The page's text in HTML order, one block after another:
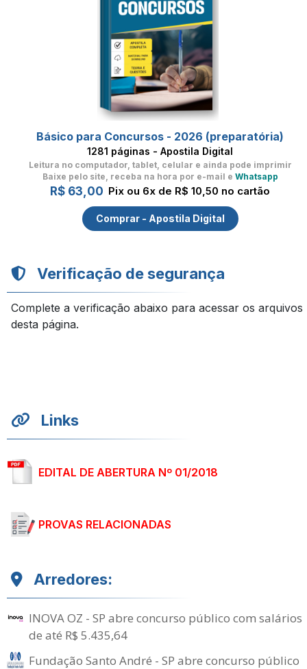
Básico para Concursos - 2026 (preparatória)
1281 páginas - Apostila Digital
Leitura no computador, tablet, celular e ainda pode imprimir
Baixe pelo site, receba na hora por e-mail e Whatsapp
R$ 63,00 Pix ou 6x de R$ 10,50 no cartão
Comprar - Apostila Digital
Verificação de segurança
Complete a verificação abaixo para acessar os arquivos
desta página.
Links
EDITAL DE ABERTURA Nº 01/2018
PROVAS RELACIONADAS
Arredores:
INOVA OZ - SP abre concurso público com salários
de até R$ 5.435,64
Fundação Santo André - SP abre concurso público